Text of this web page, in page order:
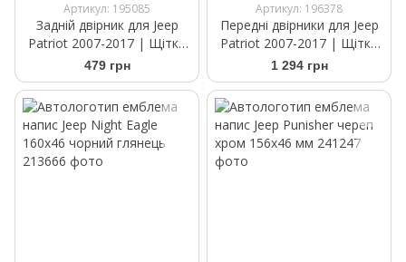
Артикул: 195085
Задній двірник для Jeep
Patriot 2007-2017 | Щітка
склоочисника Bosch Rear
H 251 250 мм
479 грн
Артикул: 196378
Передні двірники для Jeep
Patriot 2007-2017 | Щітки
склоочисника безкаркасні
Bosch AeroTwin AR 530 S
1 294 грн